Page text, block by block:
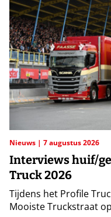
Nieuws 7 augustus 2026
Interviews huif/
Truck 2026
Tijdens het Profile
Mooiste Truckstraat